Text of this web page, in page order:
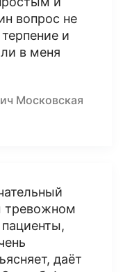
вопрос не
и
в меня
Московская
тревожном
даёт